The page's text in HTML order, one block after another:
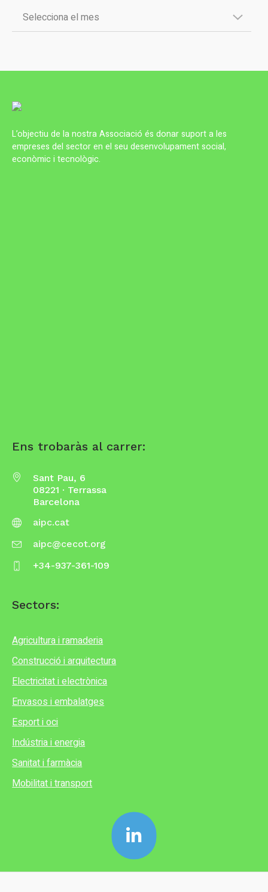
L’objectiu de la nostra Associació és donar suport a les
empreses del sector en el seu desenvolupament social,
econòmic i tecnològic.
Ens trobaràs al carrer:
Sant Pau, 6
08221 · Terrassa
Barcelona
aipc.cat
aipc@cecot.org
+34-937-361-109
Sectors:
Agricultura i ramaderia
Construcció i arquitectura
Electricitat i electrònica
Envasos i embalatges
Esport i oci
Indústria i energia
Sanitat i farmàcia
Mobilitat i transport